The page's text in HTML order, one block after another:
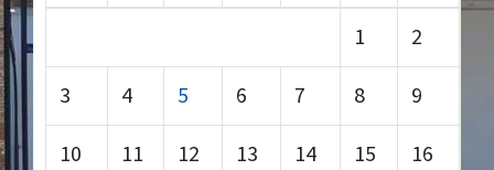
1 2
3 4 5 6 7 8 9
10 11 12 13 14 15 16